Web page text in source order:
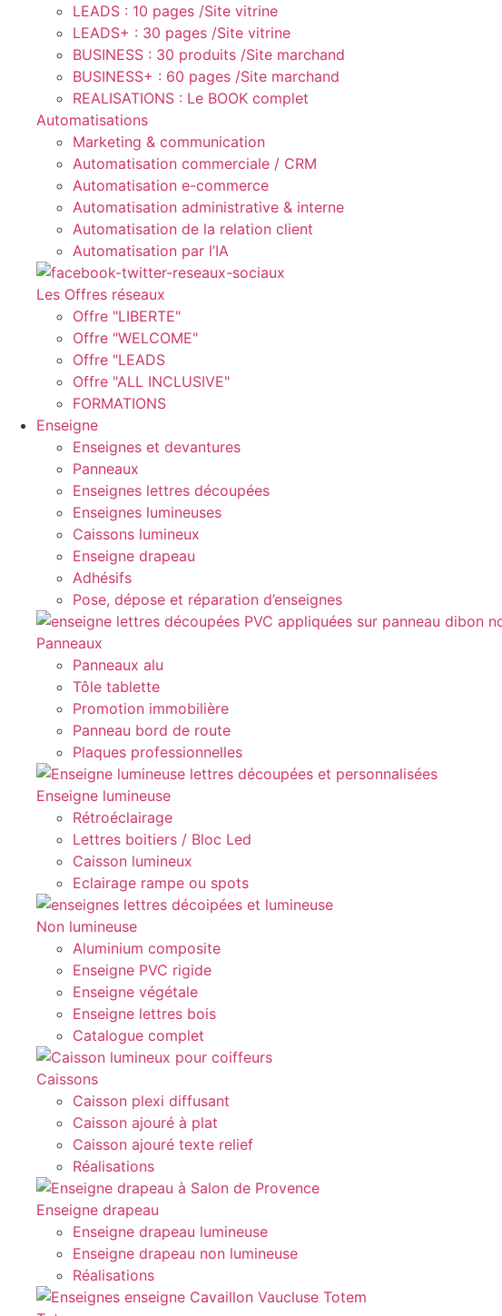
LEADS : 10 pages /Site vitrine
LEADS+ : 30 pages /Site vitrine
BUSINESS : 30 produits /Site marchand
BUSINESS+ : 60 pages /Site marchand
REALISATIONS : Le BOOK complet
Automatisations
Marketing & communication
Automatisation commerciale / CRM
Automatisation e-commerce
Automatisation administrative & interne
Automatisation de la relation client
Automatisation par l’IA
Les Offres réseaux
Offre "LIBERTE"
Offre "WELCOME"
Offre "LEADS
Offre "ALL INCLUSIVE"
FORMATIONS
Enseigne
Enseignes et devantures
Panneaux
Enseignes lettres découpées
Enseignes lumineuses
Caissons lumineux
Enseigne drapeau
Adhésifs
Pose, dépose et réparation d’enseignes
Panneaux
Panneaux alu
Tôle tablette
Promotion immobilière
Panneau bord de route
Plaques professionnelles
Enseigne lumineuse
Rétroéclairage
Lettres boitiers / Bloc Led
Caisson lumineux
Eclairage rampe ou spots
Non lumineuse
Aluminium composite
Enseigne PVC rigide
Enseigne végétale
Enseigne lettres bois
Catalogue complet
Caissons
Caisson plexi diffusant
Caisson ajouré à plat
Caisson ajouré texte relief
Réalisations
Enseigne drapeau
Enseigne drapeau lumineuse
Enseigne drapeau non lumineuse
Réalisations